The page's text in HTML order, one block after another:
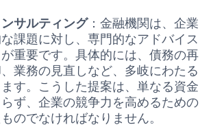
サルティング：金融機関は、企業
課題に対し、専門的なアドバイス
重要です。具体的には、債務の再
業務の見直しなど、多岐にわたる
す。こうした提案は、単なる資金
ず、企業の競争力を高めるための
のでなければなりません。